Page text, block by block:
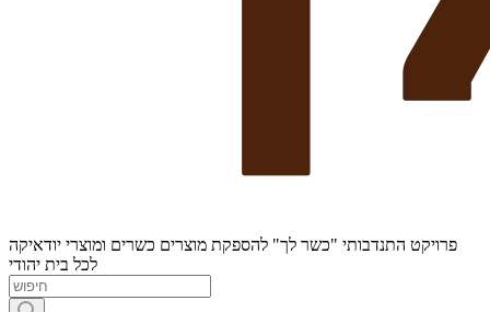
פרויקט התנדבותי "כשר לך" להספקת מוצרים כשרים ומוצרי יודאיקה
לכל בית יהודי